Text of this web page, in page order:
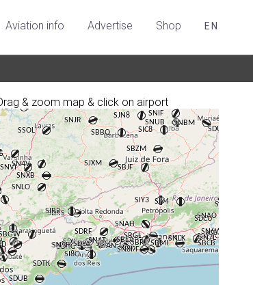
Aviation info Advertise Shop EN
& zoom map & click on airport